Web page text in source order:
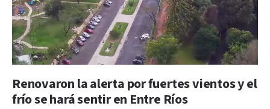
Renovaron la alerta por fuertes vientos y el
frío se hará sentir en Entre Ríos